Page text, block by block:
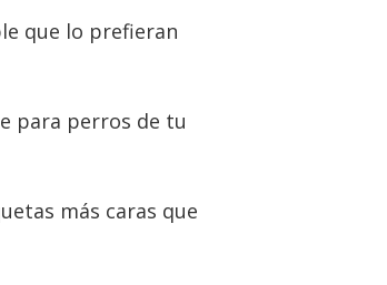
que lo prefieran
para perros de tu
más caras que